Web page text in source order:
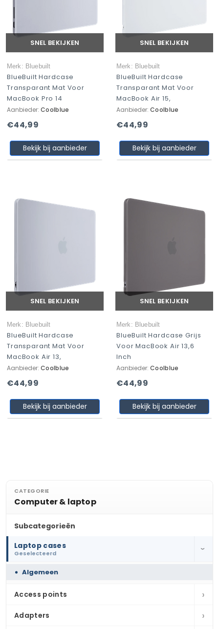
SNEL BEKIJKEN
Merk: Bluebuilt
BlueBuilt Hardcase
Transparant Mat Voor
MacBook Pro 14
Aanbieder: Coolblue
€44,99
Bekijk bij aanbieder
SNEL BEKIJKEN
Merk: Bluebuilt
BlueBuilt Hardcase
Transparant Mat Voor
MacBook Air 15,
Aanbieder: Coolblue
€44,99
Bekijk bij aanbieder
SNEL BEKIJKEN
Merk: Bluebuilt
BlueBuilt Hardcase
Transparant Mat Voor
MacBook Air 13,
Aanbieder: Coolblue
€44,99
Bekijk bij aanbieder
SNEL BEKIJKEN
Merk: Bluebuilt
BlueBuilt Hardcase Grijs
Voor MacBook Air 13,6
Inch
Aanbieder: Coolblue
€44,99
Bekijk bij aanbieder
CATEGORIE
Computer & laptop
Subcategorieën
Laptop cases
Geselecteerd
›
Algemeen
Access points ›
Adapters ›